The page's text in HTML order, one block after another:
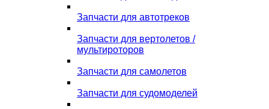
Запчасти для автотреков
Запчасти для вертолетов /
мультироторов
Запчасти для самолетов
Запчасти для судомоделей